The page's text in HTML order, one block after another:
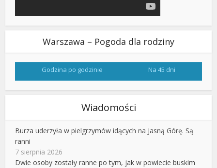
Warszawa – Pogoda dla rodziny
Godzina po godzinie Na 45 dni
Wiadomości
Burza uderzyła w pielgrzymów idących na Jasną Górę. Są
ranni
7 sierpnia 2026
Dwie osoby zostały ranne po tym, jak w powiecie buskim